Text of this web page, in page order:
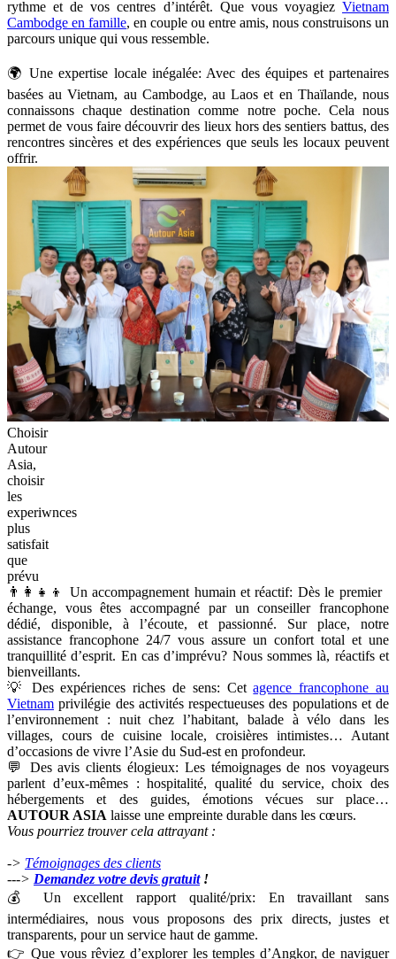
3. Pourquoi Autour Asia est-il le meilleur
choix pour organiser votre voyage ?
Grâce àAUTOUR ASIA-meilleureagence locale Vietnam , tout
a été fluide, bien pensé, et surtout humain. Nous n’étions pas de
simples touristes, mais des voyageurs accueillis avec respect et
chaleur. Et ça, c’est ce qui fait toute la différence.
ChoisirAUTOUR ASIA, c’est opter pour un voyage authentique,
sur mesure et sans stress à travers l’Asie du Sud-Est. Voici pourquoi
tant de voyageurs nous font confiance :
✅ Des voyages 100 % personnalisé: ChezAUTOUR ASIA
chaque itinéraire est pensé en fonction de vos envies, de votre
rythme et de vos centres d’intérêt. Que vous voyagiez
Vietnam
Cambodge en famille, en couple ou entre amis, nous construisons un
parcours unique qui vous ressemble.
🌍 Une expertise locale inégalée: Avec des équipes et partenaires
basées au Vietnam, au Cambodge, au Laos et en Thaïlande, nous
connaissons chaque destination comme notre poche. Cela nous
permet de vous faire découvrir des lieux hors des sentiers battus, des
rencontres sincères et des expériences que seuls les locaux peuvent
offrir.
Choisir
Autour
Asia,
choisir
les
experiwnces
plus
satisfait
que
prévu
👨‍👩‍👧‍👦 Un accompagnement humain et réactif: Dès le premier
dédié, disponible, à l’écoute, et passionné. Sur place, notre
assistance francophone 24/7 vous assure un confort total et une
tranquillité d’esprit. En cas d’imprévu? Nous sommes là, réactifs et
bienveillants.
💡 Des expériences riches de sens: Cetagence francophone au
Vietnam
privilégie des activités respectueuses des populations et de